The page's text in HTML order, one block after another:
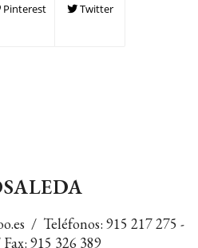
Pinterest Twitter
/ Teléfonos: 915 217 275 -
915 326 389